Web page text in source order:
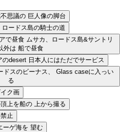
思議の 巨人像の脚台
ロードス島の騎士の道
で昼食 ムサカ、ロードス島&サントリ
外は 船で昼食
desert 日本人にはただでサービス
ドスのビーナス、 Glass caseに入っい
る
ク画
上を船の 上から撮る
止
ーゲ海を 望む